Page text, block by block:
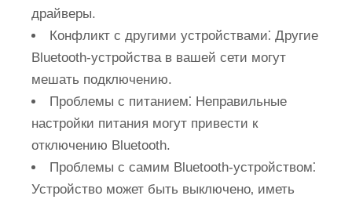
драйверы.
Конфликт с другими устройствами⁚ Другие
Bluetooth-устройства в вашей сети могут
мешать подключению.
Проблемы с питанием⁚ Неправильные
настройки питания могут привести к
отключению Bluetooth.
Проблемы с самим Bluetooth-устройством⁚
Устройство может быть выключено‚ иметь